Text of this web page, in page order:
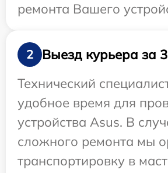
ремонта Вашего
2
Выезд курьера за
Технический
удобное время для
устройства Asus. В
сложного ремонта мы
транспортировку в